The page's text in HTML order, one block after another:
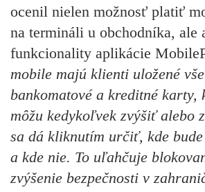
ocenil nielen možnosť platiť
na termináli u obchodníka, ale
funkcionality aplikácie
mobile majú klienti uložené
bankomatové a kreditné
môžu kedykoľvek zvýšiť alebo
sa dá kliknutím určiť, kde
a kde nie. To uľahčuje
zvýšenie bezpečnosti v